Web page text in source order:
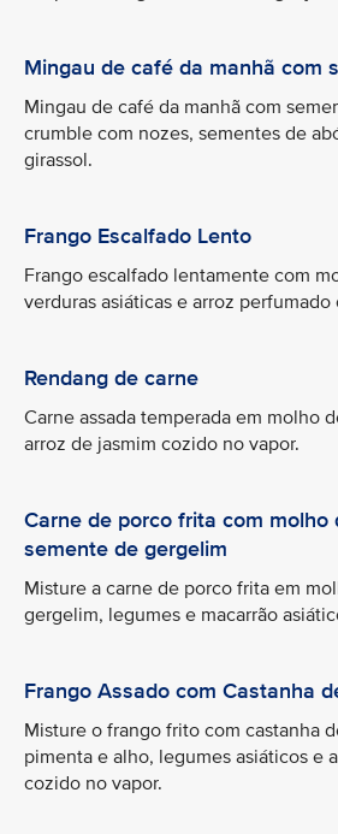
Mingau de café da manhã com
Mingau de café da manhã com
crumble com nozes, sementes de
girassol.
Frango Escalfado Lento
Frango escalfado lentamente com
verduras asiáticas e arroz
Rendang de carne
Carne assada temperada em molho
arroz de jasmim cozido no vapor.
Carne de porco frita com molho
semente de gergelim
Misture a carne de porco frita em
gergelim, legumes e macarrão
Frango Assado com Castanha
Misture o frango frito com castanha
pimenta e alho, legumes asiáticos e
cozido no vapor.